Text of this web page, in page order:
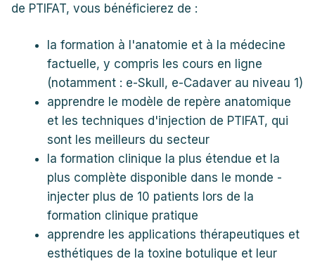
de PTIFAT, vous bénéficierez de :
la formation à l'anatomie et à la médecine
factuelle, y compris les cours en ligne
(notamment : e-Skull, e-Cadaver au niveau 1)
apprendre le modèle de repère anatomique
et les techniques d'injection de PTIFAT, qui
sont les meilleurs du secteur
la formation clinique la plus étendue et la
plus complète disponible dans le monde -
injecter plus de 10 patients lors de la
formation clinique pratique
apprendre les applications thérapeutiques et
esthétiques de la toxine botulique et leur